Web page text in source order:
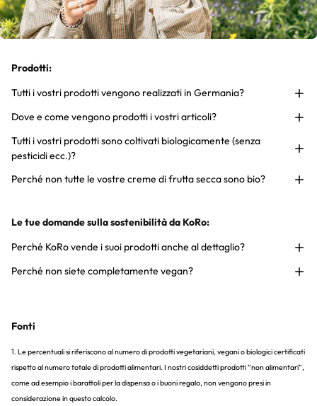
Prodotti:
Tutti i vostri prodotti vengono realizzati in Germania?
Dove e come vengono prodotti i vostri articoli?
Tutti i vostri prodotti sono coltivati biologicamente (senza
pesticidi ecc.)?
Perché non tutte le vostre creme di frutta secca sono bio?
Le tue domande sulla sostenibilità da KoRo:
Perché KoRo vende i suoi prodotti anche al dettaglio?
Perché non siete completamente vegan?
Fonti
1. Le percentuali si riferiscono al numero di prodotti vegetariani, vegani o biologici certificati
rispetto al numero totale di prodotti alimentari. I nostri cosiddetti prodotti “non alimentari”,
come ad esempio i barattoli per la dispensa o i buoni regalo, non vengono presi in
considerazione in questo calcolo.